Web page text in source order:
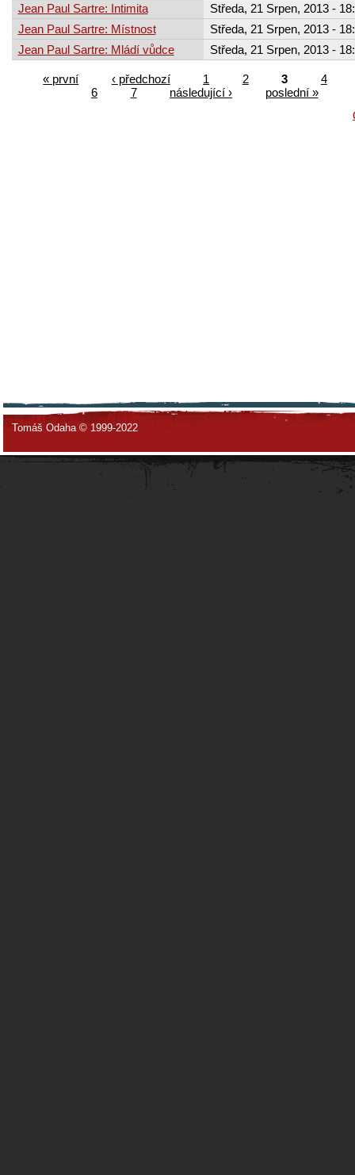
Jean Paul Sartre: Intimita
Středa, 21 Srpen, 2013 -
Jean Paul Sartre: Místnost
Středa, 21 Srpen, 2013 -
Jean Paul Sartre: Mládí vůdce
Středa, 21 Srpen, 2013 -
« první ‹ předchozí 1 2 3
4
6
7 následující ›
poslední »
Tomáš Odaha © 1999-2022